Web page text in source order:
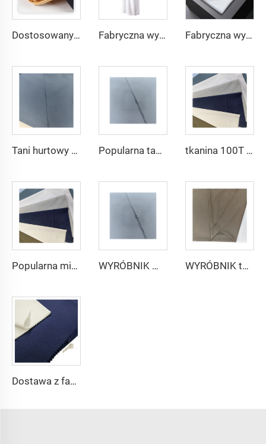
Dostosowany materiał TR o lekkiej wadze, wygodny w użyciu dla mieszkańców Środkowego Wschodu w różnych kolorach, jednolity materiał twill na koszule i szaty Fabryczna wysoka jakość materiału TR twill dla męskich szat ze Środkowego Wschodu, lekka waga Fabryczna wysoka jakość materiału TR twill jednolitego dla męskich szat ze Środkowego Wschodu, lekka waga
Tani hurtowy mikrofibrowy materiał arabski na thobe dla mężczyzn z poliestru Toyobo koszula arabska Popularna tania tkanina arabska na thobe dla koszuli i spodni z poliestru Toyobo mikrofibrowa tkanina 100T Woven Plain mikrofibrowa Tkanina Poliestrowa Toyobo Tkanina Arabska Thobe
Popularna mikrofibrowa tkanina arabskiego thobe dla mężczyzn z wirującego poliestru tkanina toyobo koszula arabski thobe WYRÓBNIK mikrofibrowej tkaniny dla mężczyzn z wirującego poliestru tkanina toyobo koszula arabski thobe WYRÓBNIK tkaniny arabskiego thobe dla mężczyzn z wirującego poliestru tkanina toyobo koszula arabski thobe
Dostawa z fabryki 65% poliestru 35% bawełny na podszewkę dżinsów w kolorze jednolitym TC TWILL Farbowany materiał na kieszenie do odzieży roboczej